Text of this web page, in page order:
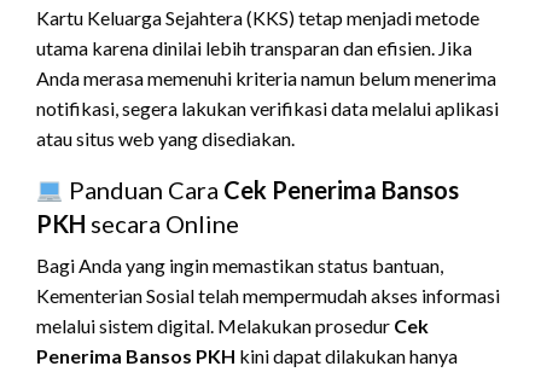
Kartu Keluarga Sejahtera (KKS) tetap menjadi metode
utama karena dinilai lebih transparan dan efisien. Jika
Anda merasa memenuhi kriteria namun belum menerima
notifikasi, segera lakukan verifikasi data melalui aplikasi
atau situs web yang disediakan.
Panduan Cara Cek Penerima Bansos
PKH secara Online
Bagi Anda yang ingin memastikan status bantuan,
Kementerian Sosial telah mempermudah akses informasi
melalui sistem digital. Melakukan prosedur Cek
Penerima Bansos PKH kini dapat dilakukan hanya